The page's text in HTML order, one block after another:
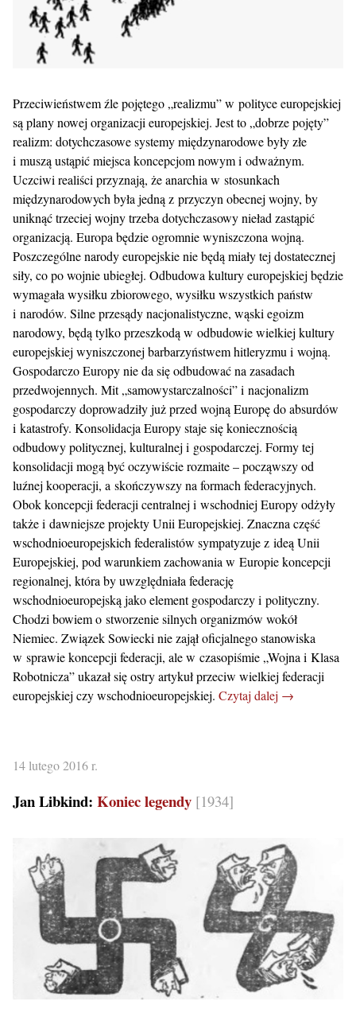
Przeciwieństwem źle pojętego „realizmu” w polityce europejskiej
są plany nowej organizacji europejskiej. Jest to „dobrze pojęty”
realizm: dotychczasowe systemy międzynarodowe były złe
i muszą ustąpić miejsca koncepcjom nowym i odważnym.
Uczciwi realiści przyznają, że anarchia w stosunkach
międzynarodowych była jedną z przyczyn obecnej wojny, by
uniknąć trzeciej wojny trzeba dotychczasowy nieład zastąpić
organizacją. Europa będzie ogromnie wyniszczona wojną.
Poszczególne narody europejskie nie będą miały tej dostatecznej
siły, co po wojnie ubiegłej. Odbudowa kultury europejskiej będzie
wymagała wysiłku zbiorowego, wysiłku wszystkich państw
i narodów. Silne przesądy nacjonalistyczne, wąski egoizm
narodowy, będą tylko przeszkodą w odbudowie wielkiej kultury
europejskiej wyniszczonej barbarzyństwem hitleryzmu i wojną.
Gospodarczo Europy nie da się odbudować na zasadach
przedwojennych. Mit „samowystarczalności” i nacjonalizm
gospodarczy doprowadziły już przed wojną Europę do absurdów
i katastrofy. Konsolidacja Europy staje się koniecznością
odbudowy politycznej, kulturalnej i gospodarczej. Formy tej
konsolidacji mogą być oczywiście rozmaite – począwszy od
luźnej kooperacji, a skończywszy na formach federacyjnych.
Obok koncepcji federacji centralnej i wschodniej Europy odżyły
także i dawniejsze projekty Unii Europejskiej. Znaczna część
wschodnioeuropejskich federalistów sympatyzuje z ideą Unii
Europejskiej, pod warunkiem zachowania w Europie koncepcji
regionalnej, która by uwzględniała federację
wschodnioeuropejską jako element gospodarczy i polityczny.
Chodzi bowiem o stworzenie silnych organizmów wokół
Niemiec. Związek Sowiecki nie zajął oficjalnego stanowiska
w sprawie koncepcji federacji, ale w czasopiśmie „Wojna i Klasa
Robotnicza” ukazał się ostry artykuł przeciw wielkiej federacji
europejskiej czy wschodnioeuropejskiej. Czytaj dalej →
14 lutego 2016 r.
Jan Libkind: Koniec legendy [1934]